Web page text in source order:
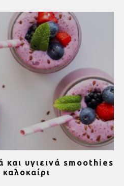
λεμονιού με
και μύρτιλα